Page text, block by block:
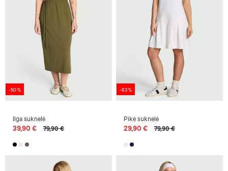
-50 %
Ilga suknelė
39,90 € 79,90 €
-63 %
Pikė suknelė
29,90 € 79,90 €